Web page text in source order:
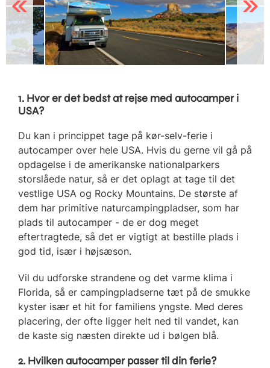
Previous Next
1. Hvor er det bedst at rejse med autocamper i
USA?
Du kan i princippet tage på kør-selv-ferie i
autocamper over hele USA. Hvis du gerne vil gå på
opdagelse i de amerikanske nationalparkers
storslåede natur, så er det oplagt at tage til det
vestlige USA og Rocky Mountains. De største af
dem har primitive naturcampingpladser, som har
plads til autocamper - de er dog meget
eftertragtede, så det er vigtigt at bestille plads i
god tid, især i højsæson.
Vil du udforske strandene og det varme klima i
Florida, så er campingpladserne tæt på de smukke
kyster især et hit for familiens yngste. Med deres
placering, der ofte ligger helt ned til vandet, kan
de kaste sig næsten direkte ud i bølgen blå.
2. Hvilken autocamper passer til din ferie?